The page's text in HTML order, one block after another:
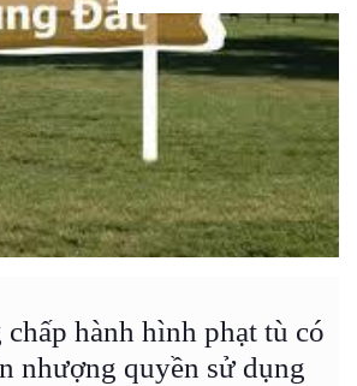
hành hình phạt tù có
nhượng quyền sử dụng